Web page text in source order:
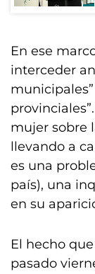
En ese
interceder
mujer sobre
llevando a
es una
país), una
en su
El hecho
pasado